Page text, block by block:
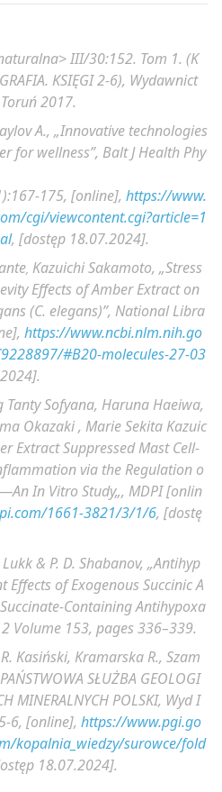
> III/30:152. Tom 1. (K
KSIĘGI 2-6), Wydawnict
2017.
A., „Innovative technologies
for wellness”, Balt J Health Phy
175, [online], https://www.
cgi/viewcontent.cgi?article=1
, [dostęp 18.07.2024].
Kazuichi Sakamoto, „Stress
Effects of Amber Extract on
(C. elegans)”, National Libra
https://www.ncbi.nlm.nih.go
#B20-molecules-27-03
Tanty Sofyana, Haruna Haeiwa,
Okazaki , Marie Sekita Kazuic
Extract Suppressed Mast Cell-
via the Regulation o
In Vitro Study„, MDPI [onlin
1661-3821/3/1/6, [dostę
& P. D. Shabanov, „Antihyp
of Exogenous Succinic A
Containing Antihypoxa
Volume 153, pages 336–339.
Kasiński, Kramarska R., Szam
SŁUŻBA GEOLOGI
MINERALNYCH POLSKI, Wyd I
6, [online], https://www.pgi.go
kopalnia_wiedzy/surowce/fold
18.07.2024].